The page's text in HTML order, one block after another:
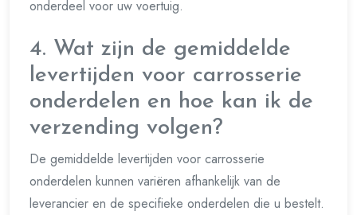
onderdeel voor uw voertuig.
4. Wat zijn de gemiddelde
levertijden voor carrosserie
onderdelen en hoe kan ik de
verzending volgen?
De gemiddelde levertijden voor carrosserie
onderdelen kunnen variëren afhankelijk van de
leverancier en de specifieke onderdelen die u bestelt.